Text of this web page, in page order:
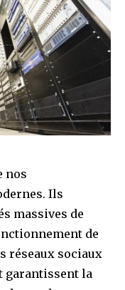
nos
Ils
massives de
de
réseaux sociaux
garantissent la